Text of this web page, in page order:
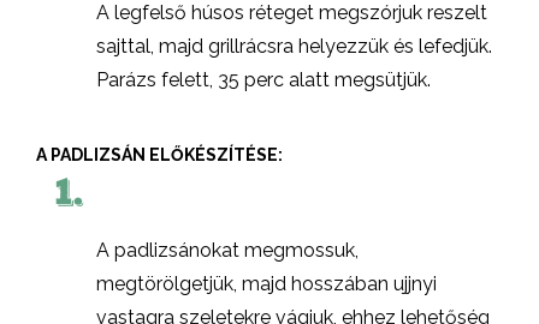
A legfelső húsos réteget megszórjuk reszelt
sajttal, majd grillrácsra helyezzük és lefedjük.
Parázs felett, 35 perc alatt megsütjük.
A PADLIZSÁN ELŐKÉSZÍTÉSE:
1.
A padlizsánokat megmossuk,
megtörölgetjük, majd hosszában ujjnyi
vastagra szeletekre vágjuk, ehhez lehetőség